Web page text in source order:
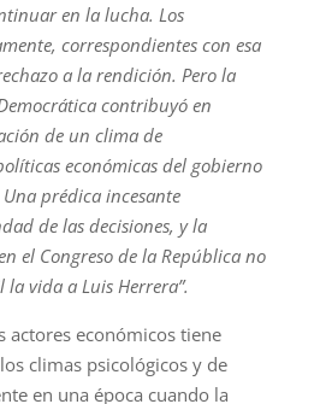
en la lucha. Los
correspondientes con esa
a la rendición. Pero la
contribuyó en
de un clima de
económicas del gobierno
prédica incesante
de las decisiones, y la
el Congreso de la República no
vida a Luis Herrera”.
actores económicos tiene
climas psicológicos y de
en una época cuando la